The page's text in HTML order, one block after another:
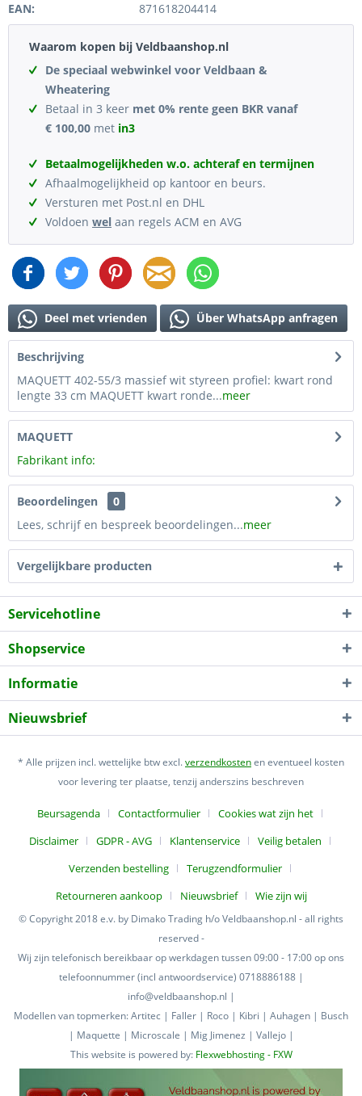
EAN:
871618204414
Waarom kopen bij Veldbaanshop.nl
De speciaal webwinkel voor Veldbaan &
Wheatering
Betaal in 3 keer met 0% rente geen BKR vanaf
€ 100,00 met in3
Betaalmogelijkheden w.o. achteraf en termijnen
Afhaalmogelijkheid op kantoor en beurs.
Versturen met Post.nl en DHL
Voldoen wel aan regels ACM en AVG
Deel met vrienden Über WhatsApp anfragen
Beschrijving
MAQUETT 402-55/3 massief wit styreen profiel: kwart rond
lengte 33 cm MAQUETT kwart ronde...meer
MAQUETT
Fabrikant info:
Beoordelingen
0
Lees, schrijf en bespreek beoordelingen...meer
Vergelijkbare producten
Servicehotline
Shopservice
Informatie
Nieuwsbrief
* Alle prijzen incl. wettelijke btw excl.verzendkostenen eventueel kosten
voor levering ter plaatse, tenzij anderszins beschreven
Beursagenda Contactformulier
Cookies wat zijn het
Disclaimer
GDPR - AVG Klantenservice
Veilig betalen
Verzenden bestelling
Terugzendformulier
Retourneren aankoop
Nieuwsbrief Wie zijn wij
© Copyright 2018 e.v. by Dimako Trading h/o Veldbaanshop.nl - all rights
reserved -
Wij zijn telefonisch bereikbaar op werkdagen tussen 09:00 - 17:00 op ons
telefoonnummer (incl antwoordservice) 0718886188 |
info@veldbaanshop.nl |
Modellen van topmerken: Artitec | Faller | Roco | Kibri | Auhagen | Busch
| Maquette | Microscale | Mig Jimenez | Vallejo |
This website is powered by: Flexwebhosting - FXW